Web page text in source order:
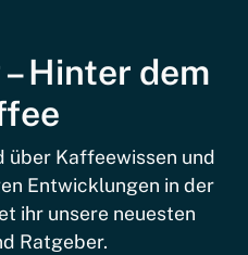
Hinter dem
über Kaffeewissen und
Entwicklungen in der
ihr unsere neuesten
Ratgeber.